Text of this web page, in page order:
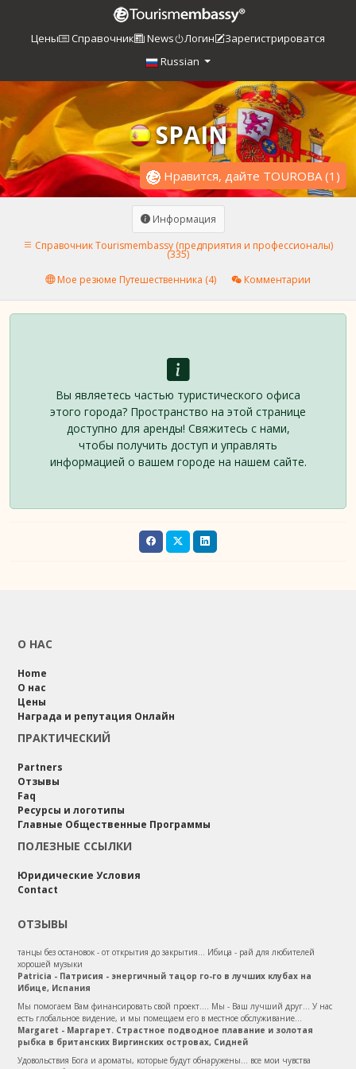
Цены Справочник News Логин
Зарегистрироватся
Russian
SPAIN
Нравится, дайте TOUROBA(1 )
Информация
Справочник Tourismembassy (предприятия и профессионалы)
(335)
Мое резюме Путешественника (4)
Комментарии
Вы являетесь частью туристического офиса
этого города? Пространство на этой странице
доступно для аренды! Свяжитесь с нами,
чтобы получить доступ и управлять
информацией о вашем городе на нашем сайте.
О НАС
Home
О нас
Цены
Награда и репутация Онлайн
ПРАКТИЧЕСКИЙ
Partners
Отзывы
Faq
Ресурсы и логотипы
Главные Общественные Программы
ПОЛЕЗНЫЕ ССЫЛКИ
Юридические Условия
Contact
ОТЗЫВЫ
танцы без остановок - от открытия до закрытия... Ибица - рай для любителей
хорошей музыки
Patricia - Патрисия - энергичный тацор го-го в лучших клубах на
Ибице, Испания
Мы помогаем Вам финансировать свой проект.... Мы - Ваш лучший друг... У нас
есть глобальное видение, и мы помещаем его в местное обслуживание...
Margaret - Маргарет. Страстное подводное плавание и золотая
рыбка в британских Виргинских островах, Сидней
Удовольствия Бога и ароматы, которые будут обнаружены... все мои чувства